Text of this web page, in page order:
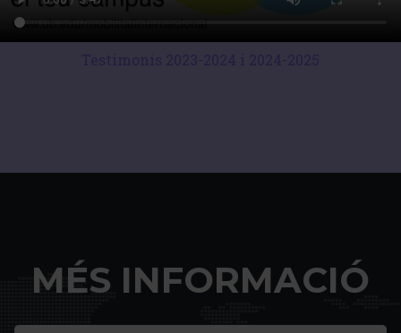
MÉS INFORMACIÓ